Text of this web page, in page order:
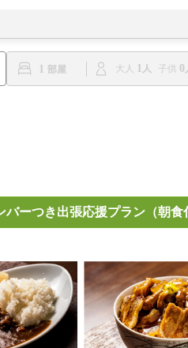
1 大人 1 子供 0
ーつき出張応援プラン（朝食